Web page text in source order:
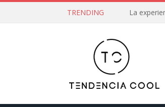
TRENDING La